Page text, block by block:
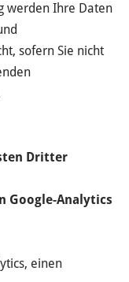
werden Ihre Daten
sofern Sie nicht
Dritter
Google-Analytics
einen